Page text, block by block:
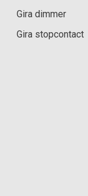
Gira dimmer
Gira stopcontact